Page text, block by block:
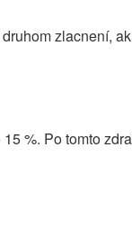
zlacnení,
%. Po tomto